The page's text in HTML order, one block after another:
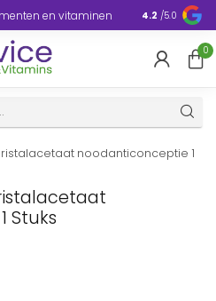
en vitaminen Europa
4.2 /5.0
0
noodanticonceptie 1
Stuks